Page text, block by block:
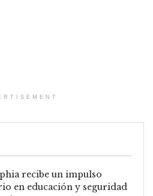
recibe un impulso
en educación y seguridad